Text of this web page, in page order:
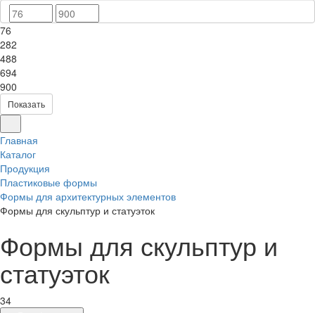
76
282
488
694
900
Показать
Главная
Каталог
Продукция
Пластиковые формы
Формы для архитектурных элементов
Формы для скульптур и статуэток
Формы для скульптур и
статуэток
34